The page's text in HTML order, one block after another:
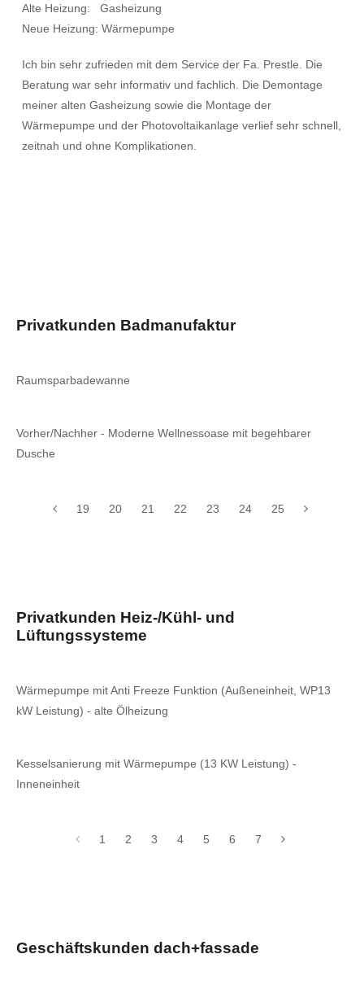
Alte Heizung: Gasheizung
Neue Heizung: Wärmepumpe
Ich bin sehr zufrieden mit dem Service der Fa. Prestle. Die
Beratung war sehr informativ und fachlich. Die Demontage
meiner alten Gasheizung sowie die Montage der
Wärmepumpe und der Photovoltaikanlage verlief sehr schnell,
zeitnah und ohne Komplikationen.
Privatkunden Badmanufaktur
Raumsparbadewanne
Vorher/Nachher - Moderne Wellnessoase mit begehbarer
Dusche
19 20 21 22 23 24 25
Privatkunden Heiz-/Kühl- und
Lüftungssysteme
Wärmepumpe mit Anti Freeze Funktion (Außeneinheit, WP13
kW Leistung) - alte Ölheizung
Kesselsanierung mit Wärmepumpe (13 KW Leistung) -
Inneneinheit
1 2 3 4 5 6 7
Geschäftskunden dach+fassade